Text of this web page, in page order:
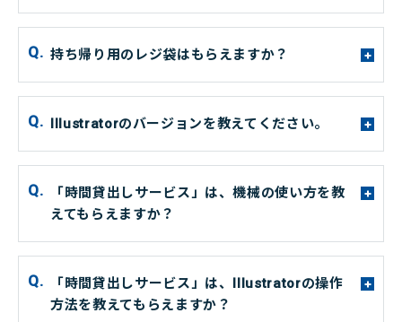
持ち帰り用のレジ袋はもらえますか？
Illustratorのバージョンを教えてください。
「時間貸出しサービス」は、機械の使い方を教
えてもらえますか？
「時間貸出しサービス」は、Illustratorの操作
方法を教えてもらえますか？